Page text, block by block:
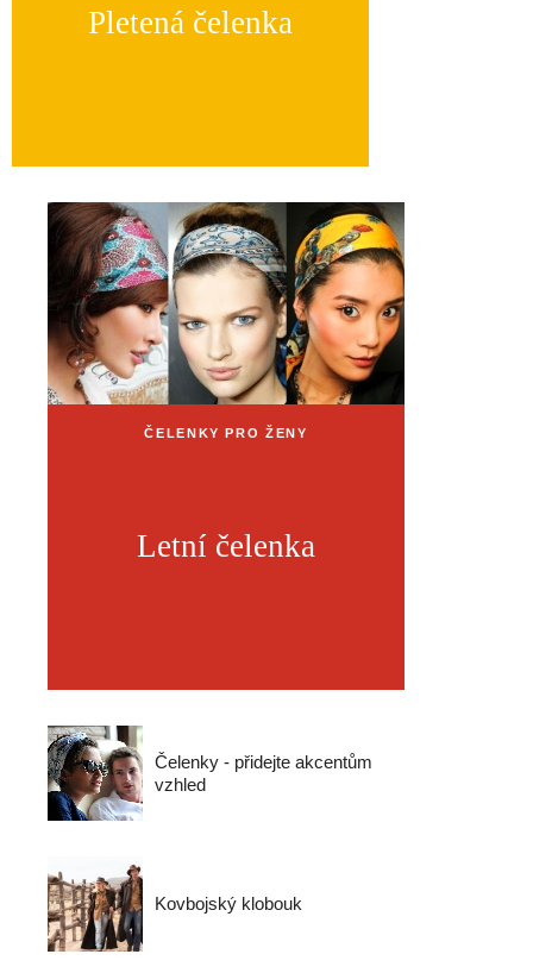
Pletená čelenka
ČELENKY PRO ŽENY
Letní čelenka
Čelenky - přidejte akcentům
vzhled
Kovbojský klobouk